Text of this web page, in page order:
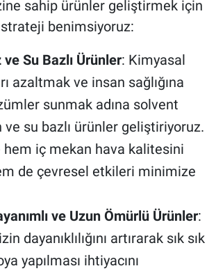
sahip ürünler geliştirmek için
benimsiyoruz:
Su Bazlı Ürünler: Kimyasal
azaltmak ve insan sağlığına
sunmak adına solvent
ve su bazlı ürünler geliştiriyoruz.
hem iç mekan hava kalitesini
de çevresel etkileri minimize
ve Uzun Ömürlü Ürünler:
dayanıklılığını artırarak sık sık
yapılması ihtiyacını